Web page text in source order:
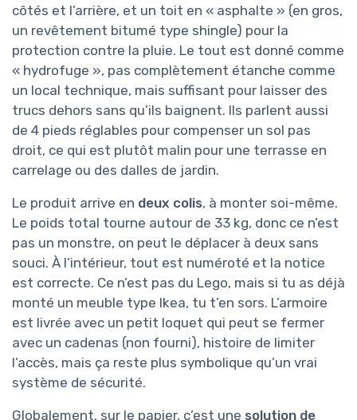
côtés et l’arrière, et un toit en « asphalte » (en gros,
un revêtement bitumé type shingle) pour la
protection contre la pluie. Le tout est donné comme
« hydrofuge », pas complètement étanche comme
un local technique, mais suffisant pour laisser des
trucs dehors sans qu’ils baignent. Ils parlent aussi
de 4 pieds réglables pour compenser un sol pas
droit, ce qui est plutôt malin pour une terrasse en
carrelage ou des dalles de jardin.
Le produit arrive en deux colis, à monter soi-même.
Le poids total tourne autour de 33 kg, donc ce n’est
pas un monstre, on peut le déplacer à deux sans
souci. À l’intérieur, tout est numéroté et la notice
est correcte. Ce n’est pas du Lego, mais si tu as déjà
monté un meuble type Ikea, tu t’en sors. L’armoire
est livrée avec un petit loquet qui peut se fermer
avec un cadenas (non fourni), histoire de limiter
l’accès, mais ça reste plus symbolique qu’un vrai
système de sécurité.
Globalement, sur le papier, c’est une solution de